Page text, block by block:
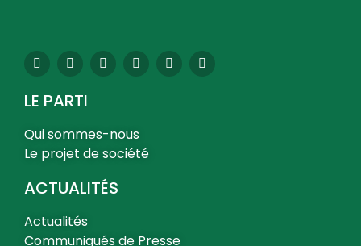
LE PARTI
Qui sommes-nous
Le projet de société
ACTUALITÉS
Actualités
Communiqués de Presse